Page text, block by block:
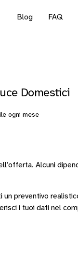
Blog FAQ
Domestici
ogni mese
Alcuni
un preventivo
i tuoi dati nel